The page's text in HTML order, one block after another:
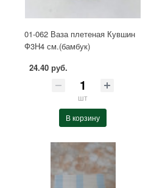
01-062 Ваза плетеная Кувшин
Ф3Н4 см.(бамбук)
24.40 руб.
шт
В корзину